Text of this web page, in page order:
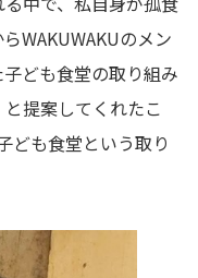
WAKUWAKUのメン
ども食堂の取り組み
提案してくれたこ
ども食堂という取り